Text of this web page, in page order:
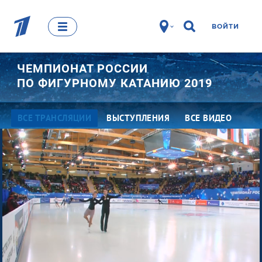
ВОЙТИ
ЧЕМПИОНАТ РОССИИ
ПО ФИГУРНОМУ КАТАНИЮ 2019
ВСЕ ТРАНСЛЯЦИИ ВЫСТУПЛЕНИЯ ВСЕ ВИДЕО